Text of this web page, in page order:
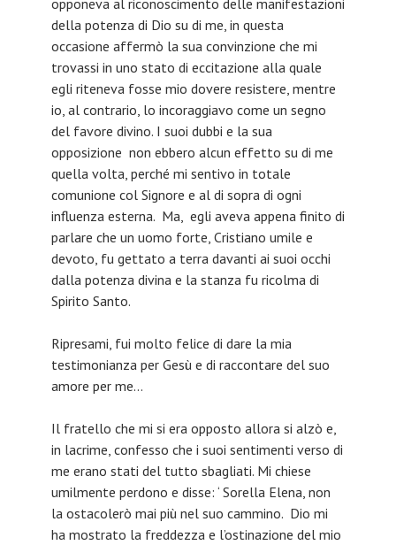
opponeva al riconoscimento delle manifestazioni
della potenza di Dio su di me, in questa
occasione affermò la sua convinzione che mi
trovassi in uno stato di eccitazione alla quale
egli riteneva fosse mio dovere resistere, mentre
io, al contrario, lo incoraggiavo come un segno
del favore divino. I suoi dubbi e la sua
opposizione non ebbero alcun effetto su di me
quella volta, perché mi sentivo in totale
comunione col Signore e al di sopra di ogni
influenza esterna. Ma, egli aveva appena finito di
parlare che un uomo forte, Cristiano umile e
devoto, fu gettato a terra davanti ai suoi occhi
dalla potenza divina e la stanza fu ricolma di
Spirito Santo.
Ripresami, fui molto felice di dare la mia
testimonianza per Gesù e di raccontare del suo
amore per me…
Il fratello che mi si era opposto allora si alzò e,
in lacrime, confesso che i suoi sentimenti verso di
me erano stati del tutto sbagliati. Mi chiese
umilmente perdono e disse: ‘ Sorella Elena, non
la ostacolerò mai più nel suo cammino. Dio mi
ha mostrato la freddezza e l’ostinazione del mio